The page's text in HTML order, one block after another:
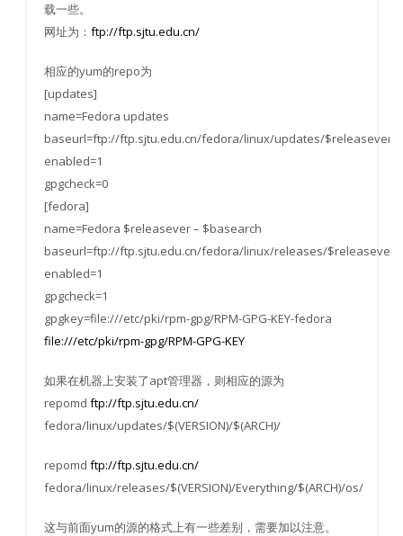
载一些。
网址为： ftp://ftp.sjtu.edu.cn/
相应的yum的repo为
[updates]
name=Fedora updates
baseurl=ftp://ftp.sjtu.edu.cn/fedora/linux/updates/$releasever/
enabled=1
gpgcheck=0
[fedora]
name=Fedora $releasever – $basearch
baseurl=ftp://ftp.sjtu.edu.cn/fedora/linux/releases/
enabled=1
gpgcheck=1
gpgkey=file:///etc/pki/rpm-gpg/RPM-GPG-KEY-fedora
file:///etc/pki/rpm-gpg/RPM-GPG-KEY
如果在机器上安装了apt管理器，则相应的源为
repomd ftp://ftp.sjtu.edu.cn/
fedora/linux/updates/$(VERSION)/$(ARCH)/
repomd ftp://ftp.sjtu.edu.cn/
fedora/linux/releases/$(VERSION)/Everything/$(ARCH)/os/
这与前面yum的源的格式上有一些差别，需要加以注意。